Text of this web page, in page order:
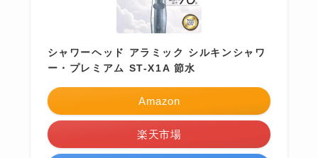
シャワーヘッド アラミック シルキンシャワ
ー・プレミアム ST-X1A 節水
Amazon
楽天市場